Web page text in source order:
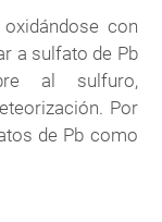
con
a sulfato de Pb
al sulfuro,
Por
de Pb como